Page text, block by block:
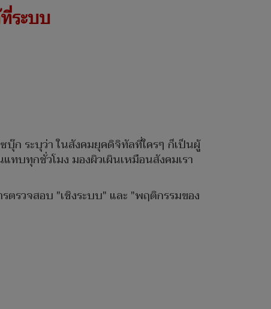
ระบบ
ก ระบุว่า ในสังคมยุคดิจิทัลที่ใครๆ ก็เป็นผู้
บทุกชั่วโมง มองผิวเผินเหมือนสังคมเรา
ตรวจสอบ "เชิงระบบ" และ "พฤติกรรมของ